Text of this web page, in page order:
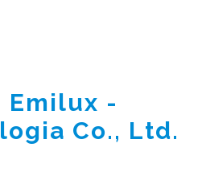
Emilux -
Co., Ltd.